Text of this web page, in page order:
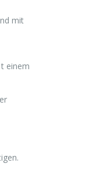
mit
einem